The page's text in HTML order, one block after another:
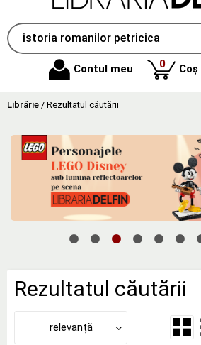
Contul meu 0produse
Coș
Librărie / Rezultatul căutării
Rezultatul căutării
relevanță